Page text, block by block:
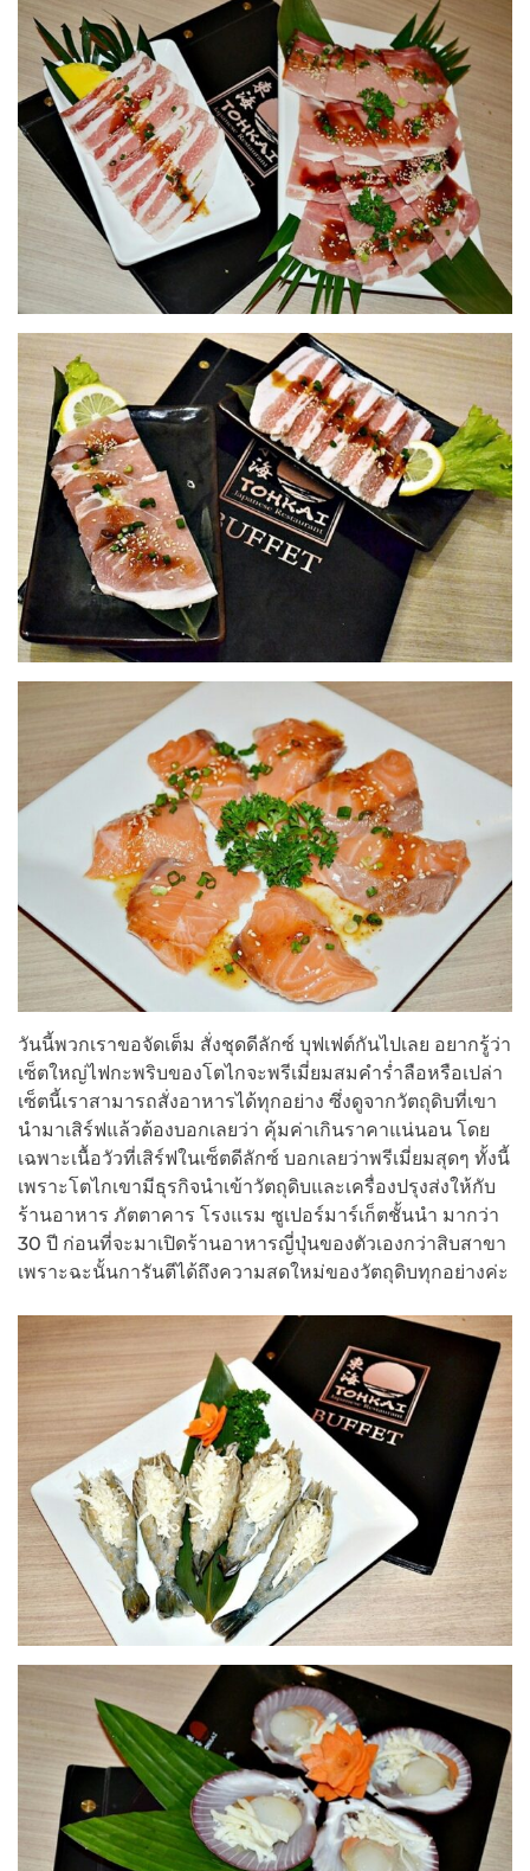
วันนี้พวกเราขอจัดเต็ม สั่งชุดดีลักซ์ บุฟเฟต์กันไปเลย อยากรู้ว่า
เซ็ตใหญ่ไฟกะพริบของโตไกจะพรีเมี่ยมสมคำร่ำลือหรือเปล่า
เซ็ตนี้เราสามารถสั่งอาหารได้ทุกอย่าง ซึ่งดูจากวัตถุดิบที่เขา
นำมาเสิร์ฟแล้วต้องบอกเลยว่า คุ้มค่าเกินราคาแน่นอน โดย
เฉพาะเนื้อวัวที่เสิร์ฟในเซ็ตดีลักซ์ บอกเลยว่าพรีเมี่ยมสุดๆ ทั้งนี้
เพราะโตไกเขามีธุรกิจนำเข้าวัตถุดิบและเครื่องปรุงส่งให้กับ
ร้านอาหาร ภัตตาคาร โรงแรม ซูเปอร์มาร์เก็ตชั้นนำ มากว่า
30 ปี ก่อนที่จะมาเปิดร้านอาหารญี่ปุ่นของตัวเองกว่าสิบสาขา
เพราะฉะนั้นการันตีได้ถึงความสดใหม่ของวัตถุดิบทุกอย่างค่ะ